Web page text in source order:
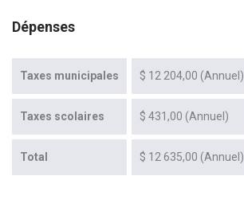
Dépenses
Taxes municipales $ 12 204,00 (Annuel)
Taxes scolaires $ 431,00 (Annuel)
Total $ 12 635,00 (Annuel)